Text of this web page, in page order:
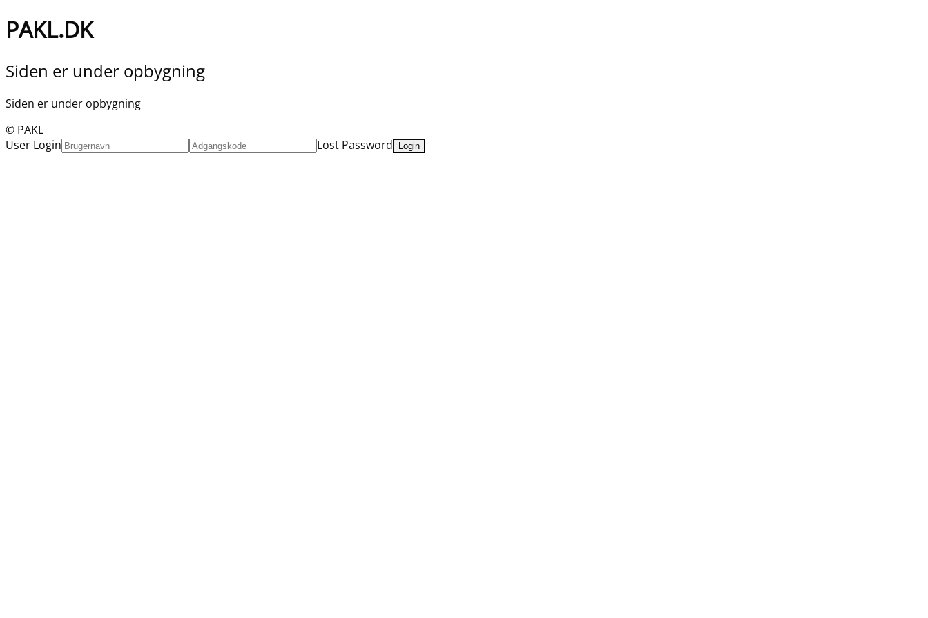
PAKL.DK
Siden er under opbygning
Siden er under opbygning
© PAKL
User Login
Lost Password